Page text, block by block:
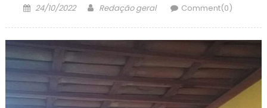
Posted
24/10/2022 Author
Redação geral Comment(0)